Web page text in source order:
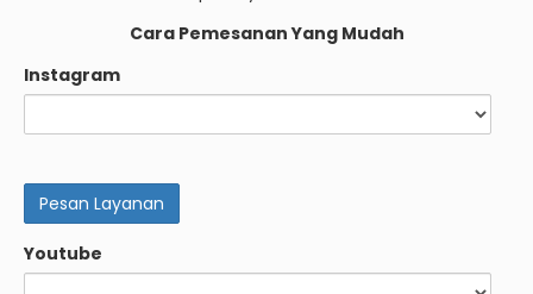
Cara Pemesanan Yang Mudah
Instagram
Youtube